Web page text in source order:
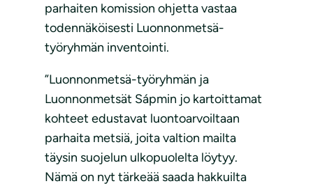
parhaiten komission ohjetta vastaa
todennäköisesti Luonnonmetsä-
työryhmän inventointi.
”Luonnonmetsä-työryhmän ja
Luonnonmetsät Sápmin jo kartoittamat
kohteet edustavat luontoarvoiltaan
parhaita metsiä, joita valtion mailta
täysin suojelun ulkopuolelta löytyy.
Nämä on nyt tärkeää saada hakkuilta